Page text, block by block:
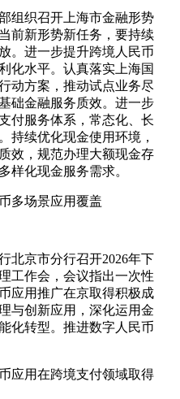
组织召开上海市金融形势
前新形势新任务，要持续
。进一步提升跨境人民币
化水平。认真落实上海国
动方案，推动试点业务尽
础金融服务质效。进一步
付服务体系，常态化、长
持续优化现金使用环境，
效，规范办理大额现金存
样化现金服务需求。
多场景应用覆盖
北京市分行召开2026年下
工作会，会议指出一次性
应用推广在京取得积极成
与创新应用，深化运用金
化转型。推进数字人民币
应用在跨境支付领域取得